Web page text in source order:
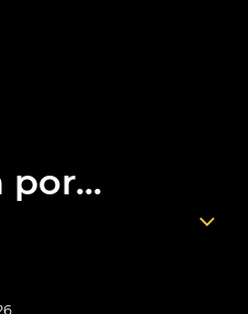
por...